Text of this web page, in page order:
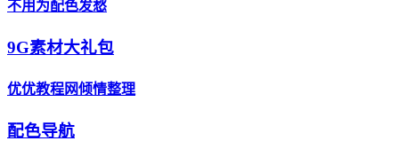
不用为配色发愁
9G素材大礼包
优优教程网倾情整理
配色导航